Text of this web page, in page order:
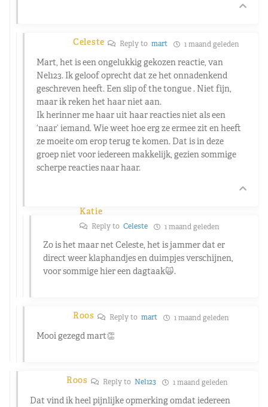
Celeste Reply to mart 1 maand geleden
Mart, het is een ongelukkig gekozen reactie, van
Nel123. Ik geloof oprecht dat ze het onnadenkend
geschreven heeft. Een slip of the tongue . Niet fijn,
maar ik reken het haar niet aan.
Ik herinner me haar uit haar reacties niet als een
‘naar’ iemand. Wie weet hoe erg ze ermee zit en heeft
ze moeite om erop terug te komen. Dat is in deze
groep niet voor iedereen makkelijk, gezien sommige
scherpe reacties naar haar.
Katie
Reply to Celeste 1 maand geleden
Zo is het maar net Celeste, het is jammer dat er
direct weer klaphandjes en duimpjes verschijnen,
voor sommige hier een dagtaak🙀.
Roos Reply to mart 1 maand geleden
Mooi gezegd mart👏
Roos Reply to Nel123 1 maand geleden
Dat vind ik heel pijnlijke opmerking omdat iedereen